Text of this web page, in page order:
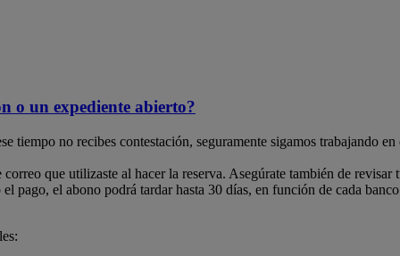
o un expediente abierto?
tiempo no recibes contestación, seguramente sigamos trabajando
que utilizaste al hacer la reserva. Asegúrate también de revisar
pago, el abono podrá tardar hasta 30 días, en función de cada